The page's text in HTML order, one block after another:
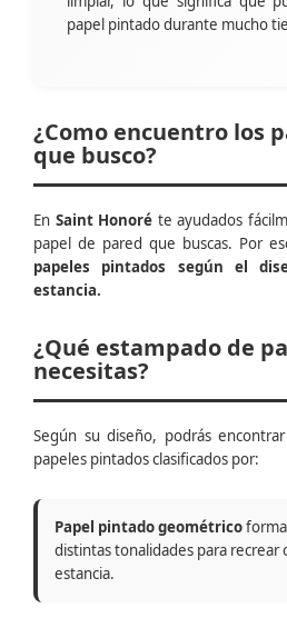
papel pintado durante mucho
¿Como encuentro los
que busco?
En Saint Honoré te ayudados
papel de pared que buscas. Por
papeles pintados según el
estancia.
¿Qué estampado de
necesitas?
Según su diseño, podrás
papeles pintados clasificados por:
Papel pintado geométrico
distintas tonalidades para recrear
estancia.